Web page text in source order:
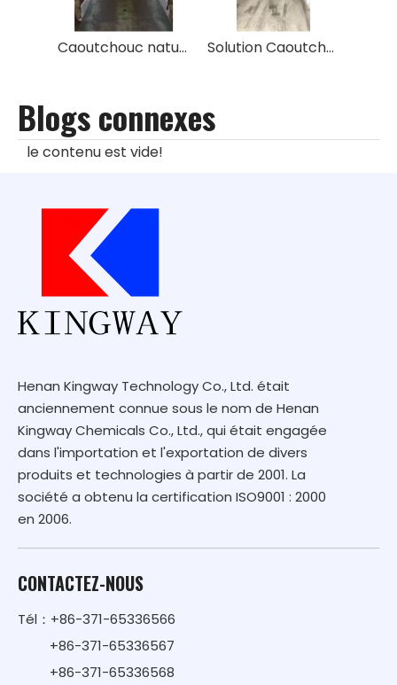
Caoutchouc naturel TSR9710 Solution Caoutchouc Styrène Butadiène SSBR HPR950 Eneos
Blogs connexes
le contenu est vide!
Henan Kingway Technology Co., Ltd. était
anciennement connue sous le nom de Henan
Kingway Chemicals Co., Ltd., qui était engagée
dans l'importation et l'exportation de divers
produits et technologies à partir de 2001. La
société a obtenu la certification ISO9001 : 2000
en 2006.
CONTACTEZ-NOUS
Tél：+86-371-65336566
+86-371-65336567
+86-371-65336568